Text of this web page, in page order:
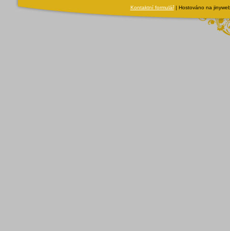
Kontaktní formulář| Hostováno na